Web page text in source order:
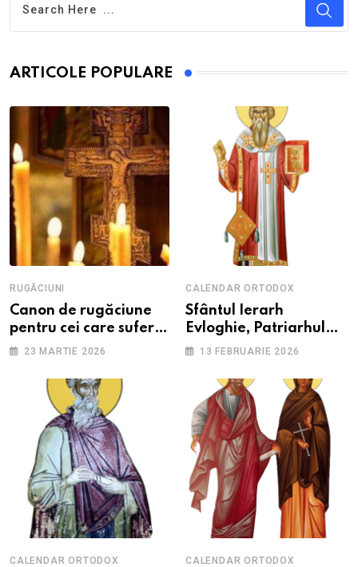
ARTICOLE POPULARE
RUGĂCIUNI
Canon de rugăciune
pentru cei care suferă
de depresie și
23 MARTIE 2026
CALENDAR ORTODOX
Sfântul Ierarh
Evloghie, Patriarhul
Alexandriei
13 FEBRUARIE 2026
CALENDAR ORTODOX CALENDAR ORTODOX